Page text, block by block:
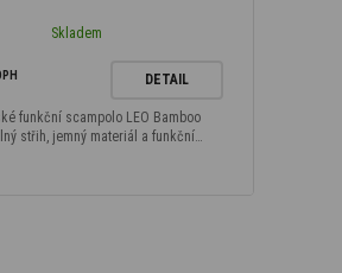
Skladem
DETAIL
funkční scampolo LEO Bamboo
střih, jemný materiál a funkční…